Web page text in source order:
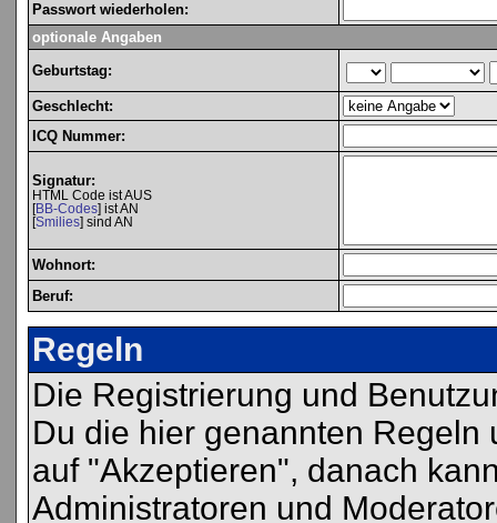
Passwort wiederholen:
optionale Angaben
Geburtstag:
Geschlecht:
ICQ Nummer:
Signatur:
HTML Code ist AUS
[BB-Codes] ist AN
[Smilies] sind AN
Wohnort:
Beruf:
Regeln
Die Registrierung und
Du die hier genannten
auf "Akzeptieren", danach
Administratoren und